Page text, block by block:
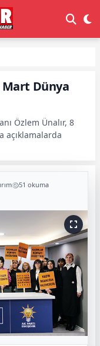
Mart Dünya
Özlem Ünalır, 8
açıklamalarda
51 okuma